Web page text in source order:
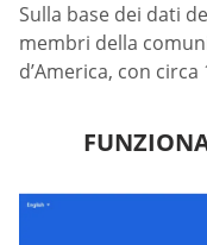
Sulla base dei dati
membri della
d’America, con